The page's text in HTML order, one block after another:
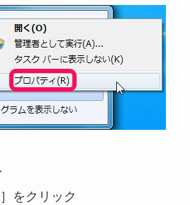
をクリック